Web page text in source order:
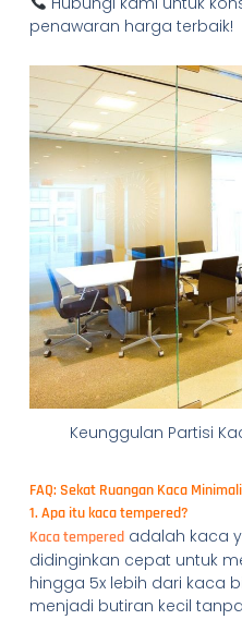
penawaran harga terbaik!
Keunggulan Partisi
FAQ: Sekat Ruangan Kaca
1. Apa itu kaca tempered?
Kaca temperedadalah kaca
didinginkan cepat untuk
hingga 5x lebih dari kaca
menjadi butiran kecil